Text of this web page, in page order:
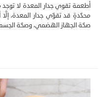
أطعمة تقوي جدار المعدة لا
محدّدةٍ قد تقوّي جدار المعدة،
صحّة الجهاز الهضمي، وصحّة